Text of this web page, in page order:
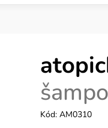
Kód: AM0310